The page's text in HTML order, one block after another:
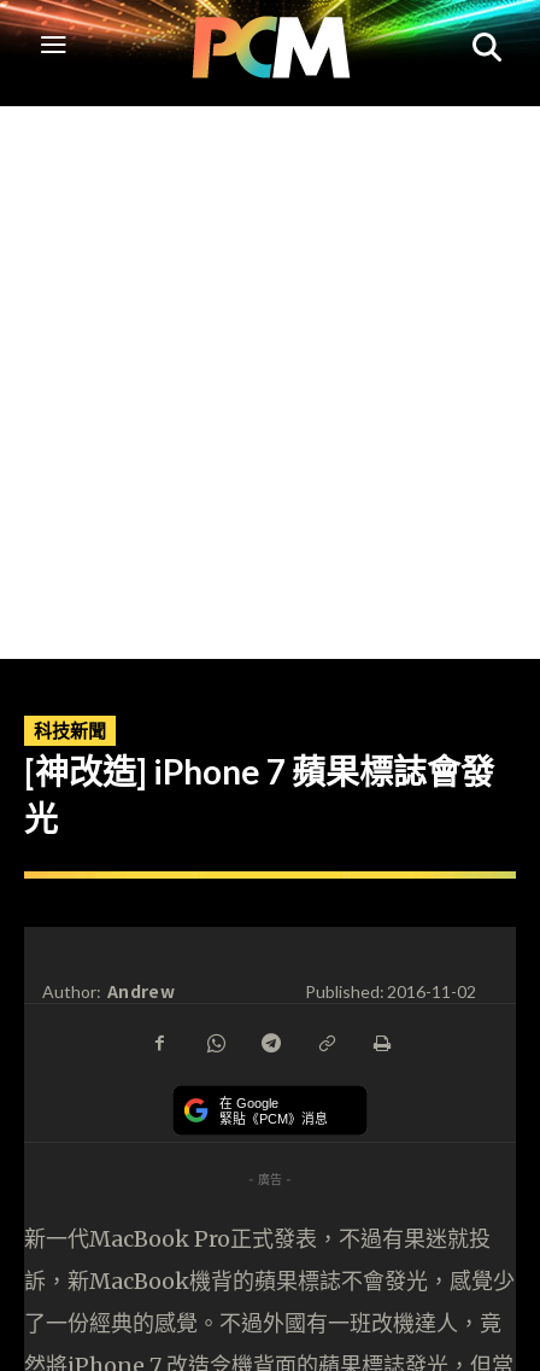
科技新聞
[神改造] iPhone 7 蘋果標誌會發
光
Author: Andrew Published:2016-11-02
在 Google
緊貼《PCM》消息
- 廣告 -
新一代MacBook Pro正式發表，不過有果迷就投
訴，新MacBook機背的蘋果標誌不會發光，感覺少
了一份經典的感覺。不過外國有一班改機達人，竟